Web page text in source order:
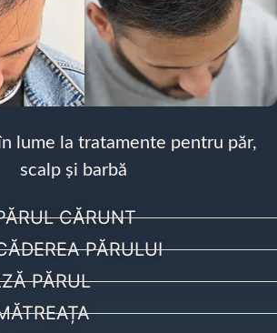
lume la tratamente pentru păr,
scalp și barbă
CĂRUNT
PĂRULUI
PĂRUL